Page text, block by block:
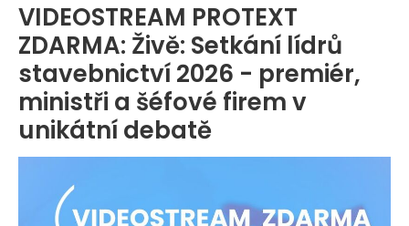
VIDEOSTREAM PROTEXT
ZDARMA: Živě: Setkání lídrů
stavebnictví 2026 - premiér,
ministři a šéfové firem v
unikátní debatě